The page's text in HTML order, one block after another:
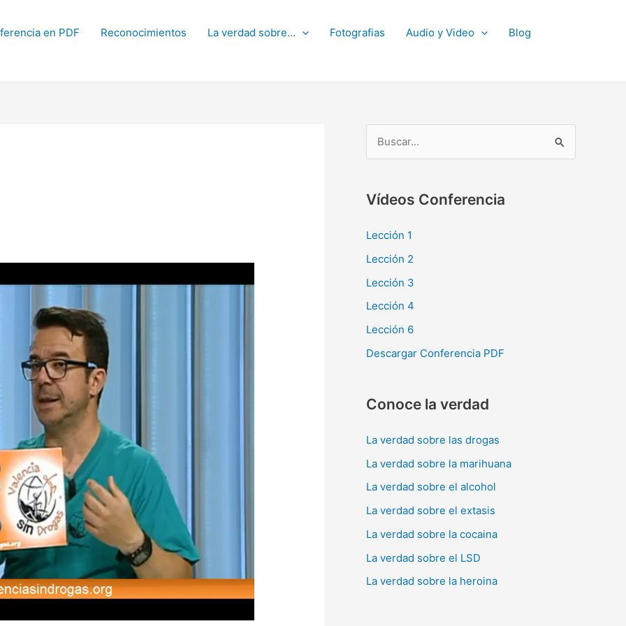
en PDF Reconocimientos La verdad sobre… Fotografias Audio y Video
Blog
c
a
o
r
:
Vídeos Conferencia
Lección 1
Lección 2
Lección 3
Lección 4
Lección 6
Descargar Conferencia PDF
Conoce la verdad
La verdad sobre las drogas
La verdad sobre la marihuana
La verdad sobre el alcohol
La verdad sobre el extasis
La verdad sobre la cocaina
La verdad sobre el LSD
La verdad sobre la heroina